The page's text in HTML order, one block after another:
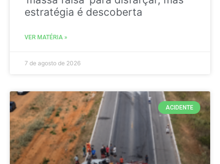
estratégia é descoberta
VER MATÉRIA »
7 de agosto de 2026
ACIDENTE